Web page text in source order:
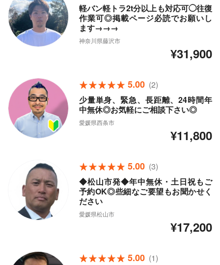
軽バン軽トラ2t分以上も対応可◯往復
作業可◎掲載ページ必読でお願いし
ます→→→
神奈川県藤沢市
¥31,900
5.00 (2)
少量単身、緊急、長距離、24時間年
中無休◎お気軽にご相談下さい◎
愛媛県西条市
¥11,800
5.00 (3)
◆松山市発◆年中無休・土日祝もご
予約OK◎些細なご要望もお聞かせく
ださい
愛媛県松山市
¥17,200
5.00 (1)